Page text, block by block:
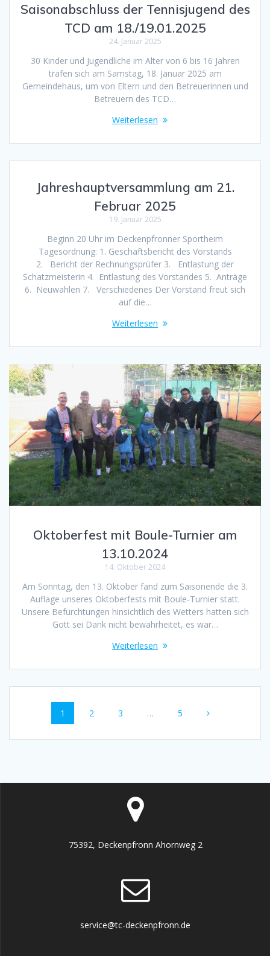
Saisonabschluss der Tennisjugend des
TCD am 18./19.01.2025
24. Januar 2025
30 Kinder und Jugendliche im Alter von 6 bis 16 Jahren
trafen sich am Samstag, 18. Januar 2025 am
Gemeindehaus, um von Eltern und den Betreuerinnen und
Betreuern des TCD…
Weiterlesen
Jahreshauptversammlung am 21.
Februar 2025
19. Januar 2025
Beginn 20 Uhr im Deckenpfronner Sportheim
Tagesordnung: 1. Geschäftsbericht des Vorstands
2. Bericht der Rechnungsprüfer 3. Entlastung der
Schatzmeisterin 4. Entlastung des Vorstandes 5. Anträge
6. Neuwahlen 7. Verschiedenes Der Vorstand freut sich
auf die…
Weiterlesen
Oktoberfest mit Boule-Turnier am
13.10.2024
14. Oktober 2024
Am Sonntag, den 13. Oktober fand zum Saisonende die 3.
Auflage unseres Oktoberfests mit Boule-Turnier statt.
Unsere Befürchtungen hinsichtlich des Wetters hatten sich
Gott sei Dank nicht bewahrheitet, es war…
Weiterlesen
Beitragsnavigation
Seite
1 Seite
2 Seite
3 … Seite
5
75392, Deckenpfronn Ahornweg 2
service@tc-deckenpfronn.de